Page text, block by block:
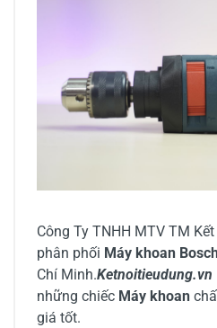
Công Ty TNHH MTV TM
phân phối Máy khoan
Chí Minh.Ketnoitieudung.vn
những chiếc Máy khoan
giá tốt.